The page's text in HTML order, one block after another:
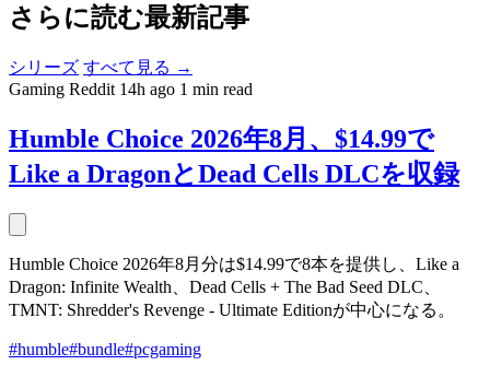
さらに読む最新記事
シリーズ すべて見る →
Gaming Reddit 14h ago 1 min read
Humble Choice 2026年8月、$14.99で
Like a DragonとDead Cells DLCを収録
Humble Choice 2026年8月分は$14.99で8本を提供し、Like a
Dragon: Infinite Wealth、Dead Cells + The Bad Seed DLC、
TMNT: Shredder's Revenge - Ultimate Editionが中心になる。
#humble#bundle#pcgaming